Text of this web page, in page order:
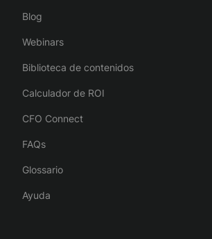
Blog
Webinars
Biblioteca de contenidos
Calculador de ROI
CFO Connect
FAQs
Glossario
Ayuda